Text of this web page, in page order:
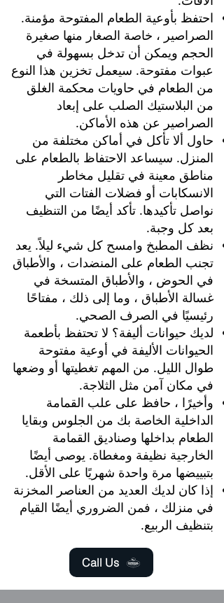
احتفظ بأوعية الطعام المفتوحة مؤمنة.
الصراصير ، خاصة الصغار منها صغيرة
الحجم ويمكن أن تدخل بسهولة في
عبوات مفتوحة. سيعمل تخزين هذا النوع
من الطعام في حاويات محكمة الغلق
من البلاستيك الصلب على إبعاد
الصراصير عن هذه الأماكن.
حاول ألا تأكل في أماكن مختلفة من
المنزل. سيساعد الاحتفاظ بالطعام على
مناطق معينة في تقليل مخاطر
الانسكابات أو فضلات الفتات التي
نواصل تأكيدها. تأكد أيضًا من التنظيف
بعد كل وجبة.
نظف المطبخ وامسح كل شيء ليلاً. يعد
تجنب الطعام على المنضدات ، والأطباق
في الحوض ، والأطباق المتسخة في
غسالة الأطباق ، وما إلى ذلك ، مفتاحًا
رئيسيًا في الصرف الصحي.
لديك حيوانات أليفة؟ لا تحتفظ بأطعمة
الحيوانات الأليفة في أوعية مفتوحة
طوال الليل. من المهم تغطيتها أو وضعها
في مكان آمن مثل الثلاجة.
وأخيرًا ، حافظ على علب القمامة
الداخلية الخاصة بك من الجلوس وبقايا
الطعام بداخلها وصناديق القمامة
الخارجية نظيفة ومغطاة. يوصى أيضًا
بتبييضها مرة واحدة شهريًا على الأقل.
إذا كان لديك العديد من العناصر المخزنة
في منزلك ، فمن الضروري أيضًا القيام
بتنظيف الربيع.
Call Us